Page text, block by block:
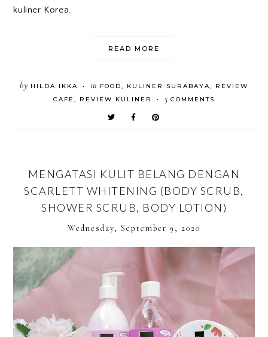
kuliner Korea.
READ MORE
by HILDA IKKA • in FOOD, KULINER SURABAYA, REVIEW
CAFE , REVIEW KULINER • 5 COMMENTS
MENGATASI KULIT BELANG DENGAN
SCARLETT WHITENING (BODY SCRUB,
SHOWER SCRUB, BODY LOTION)
Wednesday, September 9, 2020